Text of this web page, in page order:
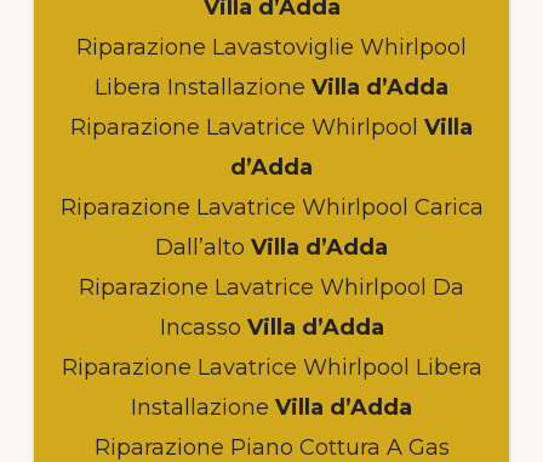
Villa d’Adda
Riparazione Lavastoviglie Whirlpool
Libera Installazione Villa d’Adda
Riparazione Lavatrice Whirlpool Villa
d’Adda
Riparazione Lavatrice Whirlpool Carica
Dall’alto Villa d’Adda
Riparazione Lavatrice Whirlpool Da
Incasso Villa d’Adda
Riparazione Lavatrice Whirlpool Libera
Installazione Villa d’Adda
Riparazione Piano Cottura A Gas